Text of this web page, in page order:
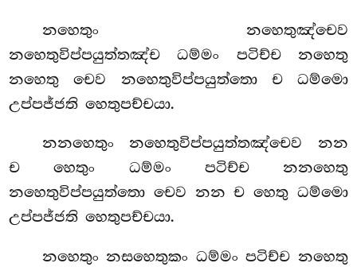
නහෙතුං නහෙතුඤ්චෙව
නහෙතුවිප්පයුත්තඤ්ච ධම්මං පටිච්ච නහෙතු
නහෙතු චෙව නහෙතුවිප්පයුත්තො ච ධම්මො
උප්පජ්ජති හෙතුපච්චයා.
නනහෙතුං නහෙතුවිප්පයුත්තඤ්චෙව නන
ච හෙතුං ධම්මං පටිච්ච නනහෙතු
නහෙතුවිප්පයුත්තො චෙව නන ච හෙතු ධම්මො
උප්පජ්ජති හෙතුපච්චයා.
නහෙතුං නසහෙතුකං ධම්මං පටිච්ච නහෙතු